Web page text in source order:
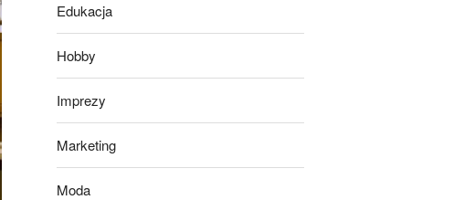
Edukacja
Hobby
Imprezy
Marketing
Moda